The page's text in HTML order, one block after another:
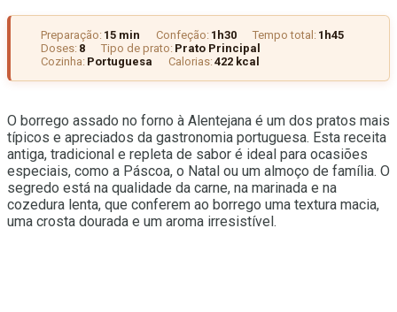
Preparação: 15 min Confeção: 1h30 Tempo total: 1h45
Doses: 8 Tipo de prato: Prato Principal
Cozinha: Portuguesa Calorias:422 kcal
O borrego assado no forno à Alentejana é um dos pratos mais
típicos e apreciados da gastronomia portuguesa. Esta receita
antiga, tradicional e repleta de sabor é ideal para ocasiões
especiais, como a Páscoa, o Natal ou um almoço de família. O
segredo está na qualidade da carne, na marinada e na
cozedura lenta, que conferem ao borrego uma textura macia,
uma crosta dourada e um aroma irresistível.